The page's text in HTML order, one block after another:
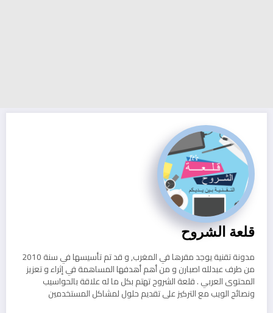
قلعة الشروح
مدونة تقنية يوجد مقرها في المغرب, و قد تم تأسيسها في سنة 2010
من طرف عبدلله اصبارن و من أهم أهدفها المساهمة في إثراء و تعزيز
المحتوى العربي . قلعة الشروح تهتم بكل ما له علاقة بالحواسيب
ونصائح الويب مع التركيز على تقديم حلول لمشاكل المستخدمين